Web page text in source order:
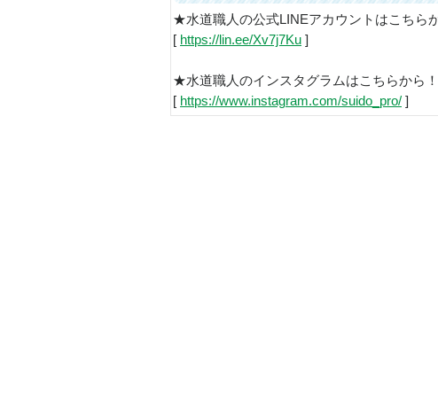
★水道職人の公式LINEアカウントはこちら
[ https://lin.ee/Xv7j7Ku ]
★水道職人のインスタグラムはこちらから！
[ https://www.instagram.com/suido_pro/ ]